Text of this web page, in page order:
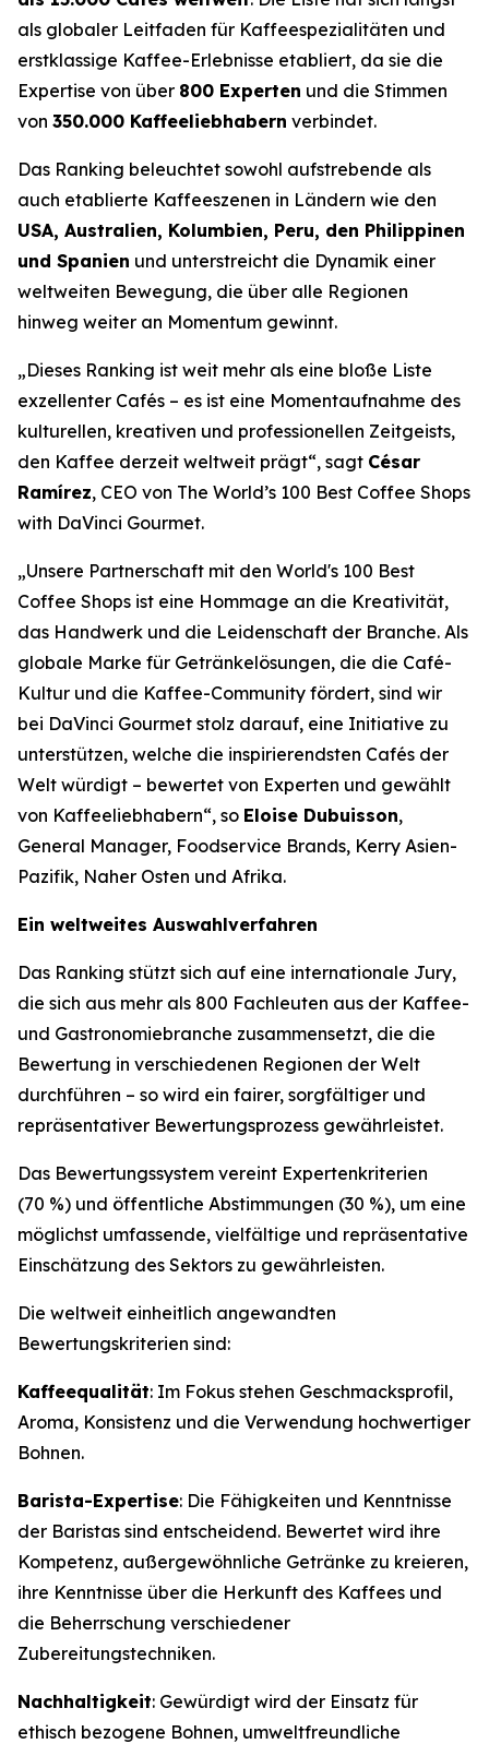
als globaler Leitfaden für Kaffeespezialitäten und
erstklassige Kaffee-Erlebnisse etabliert, da sie die
Expertise von über 800 Experten und die Stimmen
von 350.000 Kaffeeliebhabern verbindet.
Das Ranking beleuchtet sowohl aufstrebende als
auch etablierte Kaffeeszenen in Ländern wie den
USA, Australien, Kolumbien, Peru, den Philippinen
und Spanien und unterstreicht die Dynamik einer
weltweiten Bewegung, die über alle Regionen
hinweg weiter an Momentum gewinnt.
„Dieses Ranking ist weit mehr als eine bloße Liste
exzellenter Cafés – es ist eine Momentaufnahme des
kulturellen, kreativen und professionellen Zeitgeists,
den Kaffee derzeit weltweit prägt“, sagt César
Ramírez, CEO von The World’s 100 Best Coffee Shops
with DaVinci Gourmet.
„Unsere Partnerschaft mit den World's 100 Best
Coffee Shops ist eine Hommage an die Kreativität,
das Handwerk und die Leidenschaft der Branche. Als
globale Marke für Getränkelösungen, die die Café-
Kultur und die Kaffee-Community fördert, sind wir
bei DaVinci Gourmet stolz darauf, eine Initiative zu
unterstützen, welche die inspirierendsten Cafés der
Welt würdigt – bewertet von Experten und gewählt
von Kaffeeliebhabern“, so Eloise Dubuisson,
General Manager, Foodservice Brands, Kerry Asien-
Pazifik, Naher Osten und Afrika.
Ein weltweites Auswahlverfahren
Das Ranking stützt sich auf eine internationale Jury,
die sich aus mehr als 800 Fachleuten aus der Kaffee-
und Gastronomiebranche zusammensetzt, die die
Bewertung in verschiedenen Regionen der Welt
durchführen – so wird ein fairer, sorgfältiger und
repräsentativer Bewertungsprozess gewährleistet.
Das Bewertungssystem vereint Expertenkriterien
(70 %) und öffentliche Abstimmungen (30 %), um eine
möglichst umfassende, vielfältige und repräsentative
Einschätzung des Sektors zu gewährleisten.
Die weltweit einheitlich angewandten
Bewertungskriterien sind:
Kaffeequalität: Im Fokus stehen Geschmacksprofil,
Aroma, Konsistenz und die Verwendung hochwertiger
Bohnen.
Barista-Expertise: Die Fähigkeiten und Kenntnisse
der Baristas sind entscheidend. Bewertet wird ihre
Kompetenz, außergewöhnliche Getränke zu kreieren,
ihre Kenntnisse über die Herkunft des Kaffees und
die Beherrschung verschiedener
Zubereitungstechniken.
Nachhaltigkeit: Gewürdigt wird der Einsatz für
ethisch bezogene Bohnen, umweltfreundliche